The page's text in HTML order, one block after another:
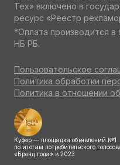
Тех» включено в
ресурс «Реестр
*Оплата производится в
НБ РБ.
Пользовательское
Политика обработки
Политика в отношении
Куфар — площадка объявлений №1
по итогам потребительского
«Бренд года» в 2023